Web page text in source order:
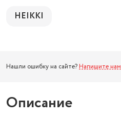
HEIKKI
Нашли ошибку на сайте? Напишите нам
Описание